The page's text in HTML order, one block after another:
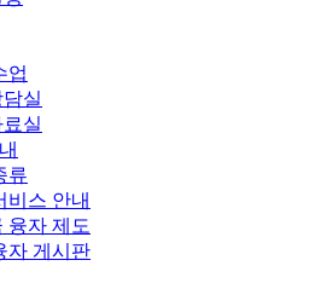
업
실
실
류
비스 안내
융자 제도
자 게시판